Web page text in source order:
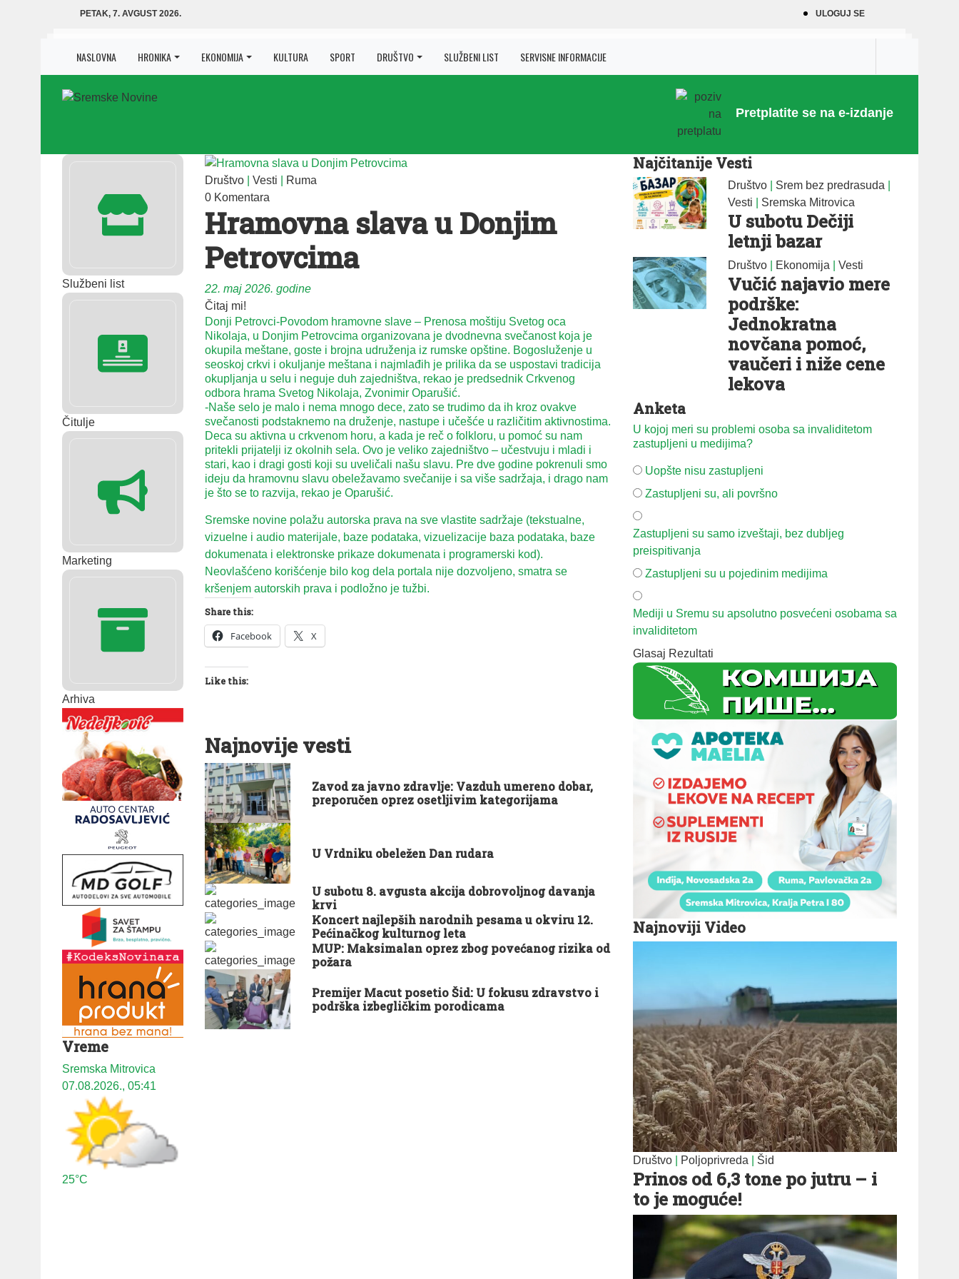
PETAK, 7. AVGUST 2026. ULOGUJ SE
NASLOVNA HRONIKA EKONOMIJA KULTURA SPORT DRUŠTVO SLUŽBENI LIST SERVISNE INFORMACIJE
Pretplatite se na e-izdanje
Službeni list
Čitulje
Marketing
Arhiva
Vreme
Sremska Mitrovica
07.08.2026., 05:41
25°C
Društvo Vesti
Ruma
0 Komentara
Hramovna slava u Donjim
Petrovcima
22. maj 2026. godine
Čitaj mi!
Donji Petrovci-Povodom hramovne slave – Prenosa moštiju Svetog oca
Nikolaja, u Donjim Petrovcima organizovana je dvodnevna svečanost koja je
okupila meštane, goste i brojna udruženja iz rumske opštine. Bogosluženje u
seoskoj crkvi i okuljanje meštana i najmlađih je prilika da se uspostavi tradicija
okupljanja u selu i neguje duh zajedništva, rekao je predsednik Crkvenog
odbora hrama Svetog Nikolaja, Zvonimir Oparušić.
-Naše selo je malo i nema mnogo dece, zato se trudimo da ih kroz ovakve
svečanosti podstaknemo na druženje, nastupe i učešće u različitim aktivnostima.
Deca su aktivna u crkvenom horu, a kada je reč o folkloru, u pomoć su nam
pritekli prijatelji iz okolnih sela. Ovo je veliko zajedništvo – učestvuju i mladi i
stari, kao i dragi gosti koji su uveličali našu slavu. Pre dve godine pokrenuli smo
ideju da hramovnu slavu obeležavamo svečanije i sa više sadržaja, i drago nam
je što se to razvija, rekao je Oparušić.
Sremske novine polažu autorska prava na sve vlastite sadržaje (tekstualne,
vizuelne i audio materijale, baze podataka, vizuelizacije baza podataka, baze
dokumenata i elektronske prikaze dokumenata i programerski kod).
Neovlašćeno korišćenje bilo kog dela portala nije dozvoljeno, smatra se
kršenjem autorskih prava i podložno je tužbi.
Share this:
Facebook X
Like this:
Najnovije vesti
Zavod za javno zdravlje: Vazduh umereno dobar,
preporučen oprez osetljivim kategorijama
U Vrdniku obeležen Dan rudara
U subotu 8. avgusta akcija dobrovoljnog davanja
krvi
Koncert najlepših narodnih pesama u okviru 12.
Pećinačkog kulturnog leta
MUP: Maksimalan oprez zbog povećanog rizika od
požara
Premijer Macut posetio Šid: U fokusu zdravstvo i
podrška izbegličkim porodicama
Najčitanije Vesti
Društvo Srem bez predrasuda
Vesti
Sremska Mitrovica
U subotu Dečiji
letnji bazar
Društvo Ekonomija |Vesti
Vučić najavio mere
podrške:
Jednokratna
novčana pomoć,
vaučeri i niže cene
lekova
Anketa
U kojoj meri su problemi osoba sa invaliditetom
zastupljeni u medijima?
Uopšte nisu zastupljeni
Zastupljeni su, ali površno
Zastupljeni su samo izveštaji, bez dubljeg
preispitivanja
Zastupljeni su u pojedinim medijima
Mediji u Sremu su apsolutno posvećeni osobama sa
invaliditetom
Glasaj Rezultati
Najnoviji Video
Društvo Poljoprivreda Šid
Prinos od 6,3 tone po jutru – i
to je moguće!